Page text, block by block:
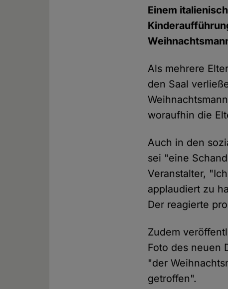
Einem
Als mehrere
den Saal
woraufhin die
Auch in den
sei "eine
Veranstalter,
applaudiert zu
Der reagierte
Zudem
Foto des neuen
"der
getroffen".